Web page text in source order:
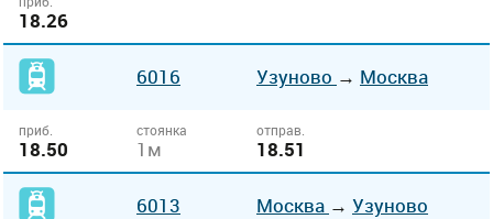
18.26
6016 Узуново → Москва
приб.
18.50
стоянка
1м
отправ.
18.51
6013 Москва → Узуново